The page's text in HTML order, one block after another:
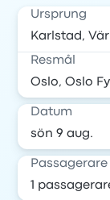
Ursprung
Resmål
Datum
Passagerare